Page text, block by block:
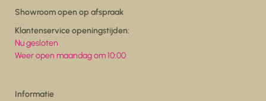
Showroom open op afspraak
Klantenservice openingstijden:
Nu gesloten
Weer open maandag om 10:00
Informatie